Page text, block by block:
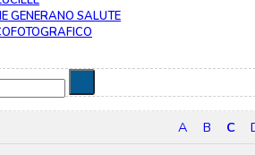
GENERANO SALUTE
A B C